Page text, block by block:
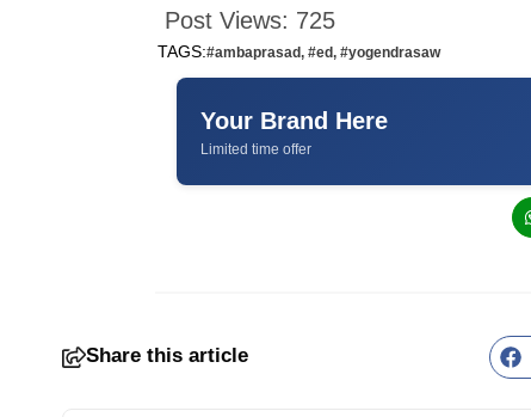
Post Views: 725
TAGS:#ambaprasad, #ed, #yogendrasaw
Your Brand Here
Limited time offer
Share this article